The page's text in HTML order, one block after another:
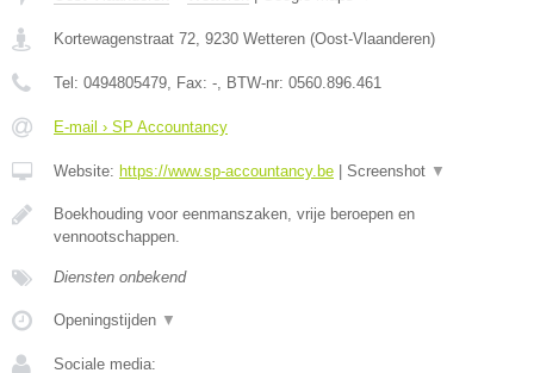
Kortewagenstraat 72, 9230 Wetteren (Oost-Vlaanderen)
Tel: 0494805479, Fax: -, BTW-nr: 0560.896.461
E-mail › SP Accountancy
Website: https://www.sp-accountancy.be Screenshot ▼
Boekhouding voor eenmanszaken, vrije beroepen en
vennootschappen.
Diensten onbekend
Openingstijden ▼
Sociale media: